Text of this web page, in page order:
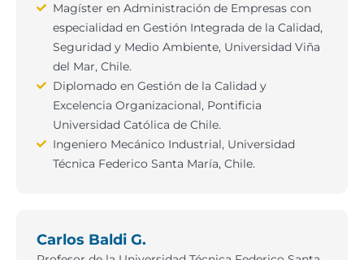
Magíster en Administración de Empresas con
especialidad en Gestión Integrada de la Calidad,
Seguridad y Medio Ambiente, Universidad Viña
del Mar, Chile.
Diplomado en Gestión de la Calidad y
Excelencia Organizacional, Pontificia
Universidad Católica de Chile.
Ingeniero Mecánico Industrial, Universidad
Técnica Federico Santa María, Chile.
Carlos Baldi G.